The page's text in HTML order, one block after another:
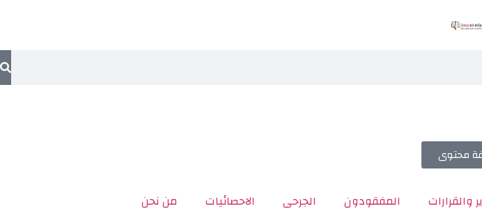
محتوى
والقرارات المفقودون الجرحى الاحصائيات من نحن